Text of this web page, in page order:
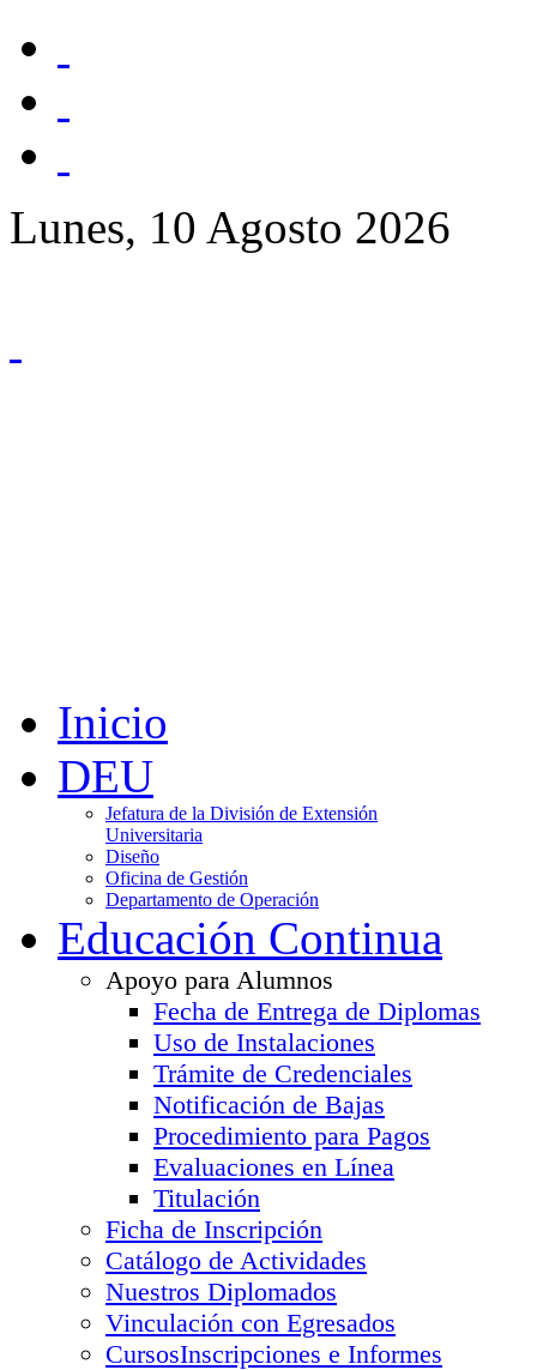
Lunes, 10 Agosto 2026
Inicio
DEU
Jefatura de la División de Extensión
Universitaria
Diseño
Oficina de Gestión
Departamento de Operación
Educación Continua
Apoyo para Alumnos
Fecha de Entrega de Diplomas
Uso de Instalaciones
Trámite de Credenciales
Notificación de Bajas
Procedimiento para Pagos
Evaluaciones en Línea
Titulación
Ficha de Inscripción
Catálogo de Actividades
Nuestros Diplomados
Vinculación con Egresados
CursosInscripciones e Informes